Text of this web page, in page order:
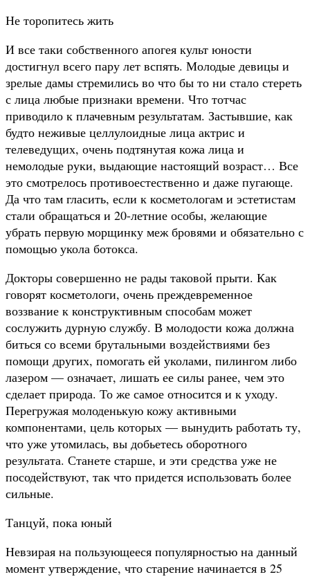
Не торопитесь жить
И все таки собственного апогея культ юности
достигнул всего пару лет вспять. Молодые девицы и
зрелые дамы стремились во что бы то ни стало стереть
с лица любые признаки времени. Что тотчас
приводило к плачевным результатам. Застывшие, как
будто неживые целлулоидные лица актрис и
телеведущих, очень подтянутая кожа лица и
немолодые руки, выдающие настоящий возраст… Все
это смотрелось противоестественно и даже пугающе.
Да что там гласить, если к косметологам и эстетистам
стали обращаться и 20-летние особы, желающие
убрать первую морщинку меж бровями и обязательно с
помощью укола ботокса.
Докторы совершенно не рады таковой прыти. Как
говорят косметологи, очень преждевременное
воззвание к конструктивным способам может
сослужить дурную службу. В молодости кожа должна
биться со всеми брутальными воздействиями без
помощи других, помогать ей уколами, пилингом либо
лазером — означает, лишать ее силы ранее, чем это
сделает природа. То же самое относится и к уходу.
Перегружая молоденькую кожу активными
компонентами, цель которых — вынудить работать ту,
что уже утомилась, вы добьетесь оборотного
результата. Станете старше, и эти средства уже не
посодействуют, так что придется использовать более
сильные.
Танцуй, пока юный
Невзирая на пользующееся популярностью на данный
момент утверждение, что старение начинается в 25